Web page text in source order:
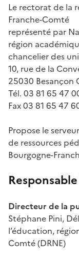
Le rectorat de la
Franche-Comté
représenté par
région
chancelier des
10, rue de la
25030 Besançon
Tél. 03 81 65 47
Fax 03 81 65 47
Propose le
de ressources
Bourgogne-
Directeur de la
Stéphane Pini,
l’éducation,
Comté (DRNE)